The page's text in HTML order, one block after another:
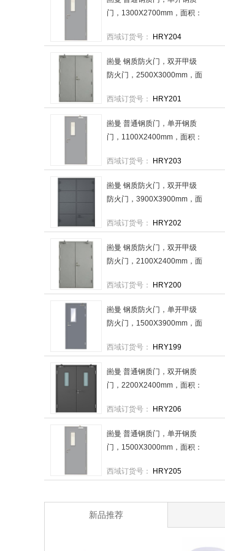
门，1300X2700mm，面积：
扇
西域订货号： HRY204
崮曼 钢质防火门，双开甲级
防火门，2500X3000mm，面
格：1扇
西域订货号： HRY201
崮曼 普通钢质门，单开钢质
门，1100X2400mm，面积：
扇
西域订货号： HRY203
崮曼 钢质防火门，双开甲级
防火门，3900X3900mm，面
规格：1扇
西域订货号： HRY202
崮曼 钢质防火门，双开甲级
防火门，2100X2400mm，面
格：1扇
西域订货号： HRY200
崮曼 钢质防火门，单开甲级
防火门，1500X3900mm，面
格：1扇
西域订货号： HRY199
崮曼 普通钢质门，双开钢质
门，2200X2400mm，面积：
扇
西域订货号： HRY206
崮曼 普通钢质门，单开钢质
门，1500X3000mm，面积：
扇
西域订货号： HRY205
新品推荐